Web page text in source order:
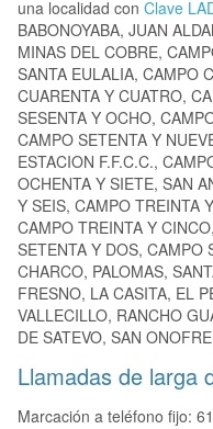
una localidad con Clave
BABONOYABA, JUAN
MINAS DEL COBRE,
SANTA EULALIA, CAMPO
CUARENTA Y CUATRO,
SESENTA Y OCHO,
CAMPO SETENTA Y
ESTACION F.F.C.C.,
OCHENTA Y SIETE, SAN
Y SEIS, CAMPO TREINTA
CAMPO TREINTA Y
SETENTA Y DOS, CAMPO
CHARCO, PALOMAS,
FRESNO, LA CASITA, EL
VALLECILLO, RANCHO
DE SATEVO, SAN
Llamadas de larga
Marcación a teléfono fijo: